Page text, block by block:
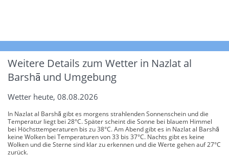
Weitere Details zum Wetter in Nazlat al
Barshā und Umgebung
Wetter heute, 08.08.2026
In Nazlat al Barshā gibt es morgens strahlenden Sonnenschein und die
Temperatur liegt bei 28°C. Später scheint die Sonne bei blauem Himmel
bei Höchsttemperaturen bis zu 38°C. Am Abend gibt es in Nazlat al Barshā
keine Wolken bei Temperaturen von 33 bis 37°C. Nachts gibt es keine
Wolken und die Sterne sind klar zu erkennen und die Werte gehen auf 27°C
zurück.